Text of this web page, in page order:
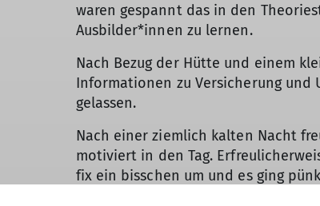
waren gespannt das in den
Ausbilder*innen zu lernen.
Nach Bezug der Hütte und einem
Informationen zu Versicherung und
gelassen.
Nach einer ziemlich kalten Nacht
motiviert in den Tag.
fix ein bisschen um und es ging